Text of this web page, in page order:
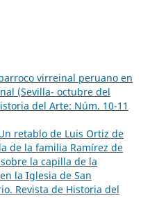
virreinal peruano en
(Sevilla- octubre del
del Arte: Núm. 10-11
retablo de Luis Ortiz de
de la familia Ramírez de
la capilla de la
la Iglesia de San
Revista de Historia del